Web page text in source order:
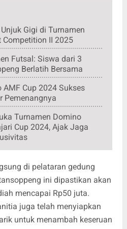
Gigi di Turnamen
Competition II 2025
Futsal: Siswa dari 3
Berlatih Bersama
Cup 2024 Sukses
Pemenangnya
Turnamen Domino
Cup 2024, Ajak Jaga
di pelataran gedung
ini dipastikan akan
mencapai Rp50 juta.
juga telah menyiapkan
untuk menambah keseruan